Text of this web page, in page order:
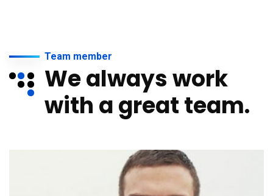
Team member
We always work
with a great team.